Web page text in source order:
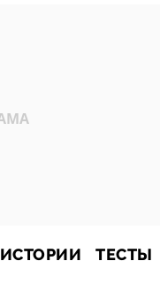
ИСТОРИИ ТЕСТЫ